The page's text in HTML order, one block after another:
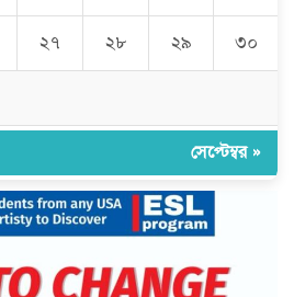
২৭ ২৮ ২৯ ৩০
সেপ্টেম্বর »